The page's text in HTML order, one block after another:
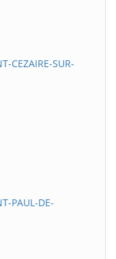
CEZAIRE-SUR-
PAUL-DE-